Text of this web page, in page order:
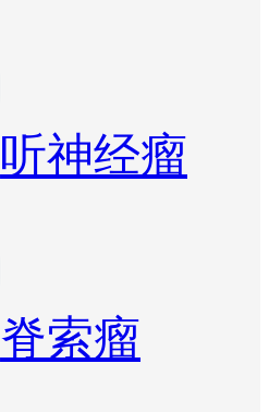
听神经瘤
脊索瘤